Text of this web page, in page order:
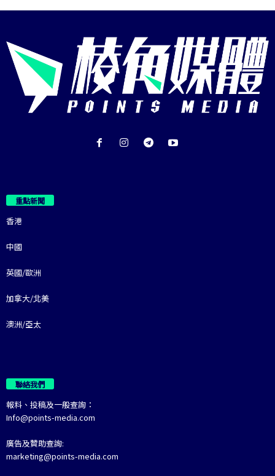
重點新聞
香港
中國
英國/歐洲
加拿大/北美
澳洲/亞太
聯絡我們
報料、投稿及一般查詢：
Info@points-media.com
廣告及贊助查詢:
marketing@points-media.com